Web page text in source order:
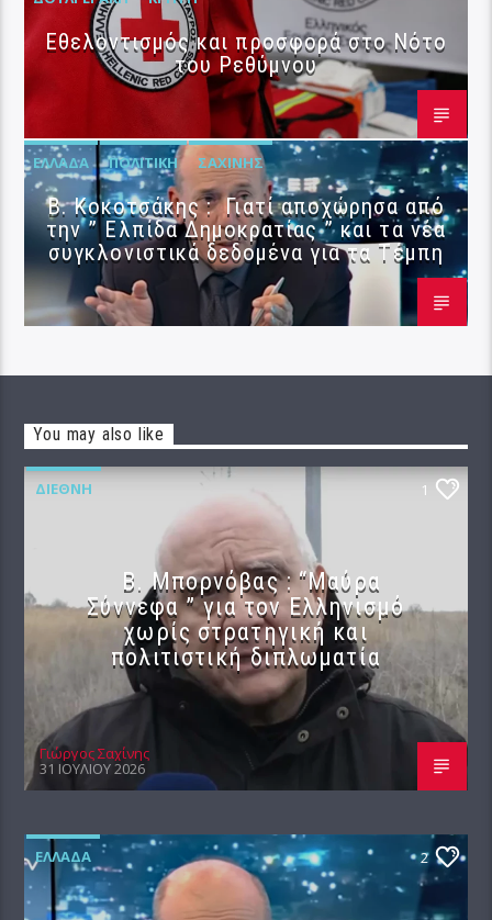
Εθελοντισμός και προσφορά στο Νότο
του Ρεθύμνου
ΕΛΛΆΔΑ ΠΟΛΙΤΙΚΉ ΣΑΧΊΝΗΣ
Β. Κοκοτσάκης : Γιατί αποχώρησα από
την ” Ελπίδα Δημοκρατίας ” και τα νέα
συγκλονιστικά δεδομένα για τα Τέμπη
You may also like
ΔΙΕΘΝΉ 1
B. Μπορνόβας : “Μαύρα
Σύννεφα ” για τον Ελληνισμό
χωρίς στρατηγική και
πολιτιστική διπλωματία
Γιώργος Σαχίνης
31 ΙΟΥΛΊΟΥ 2026
ΕΛΛΆΔΑ 2